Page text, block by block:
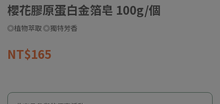
櫻花膠原蛋白金箔皂 100g/個
◎植物萃取 ◎獨特芳香
NT$165